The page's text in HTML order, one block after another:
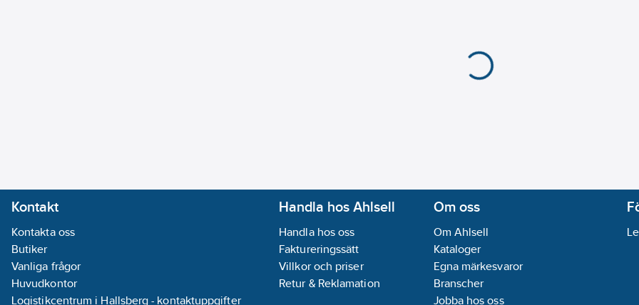
Kontakt
Kontakta oss
Butiker
Vanliga frågor
Huvudkontor
Logistikcentrum i Hallsberg - kontaktuppgifter
Handla hos Ahlsell
Handla hos oss
Faktureringssätt
Villkor och priser
Retur & Reklamation
Om oss
Om Ahlsell
Kataloger
Egna märkesvaror
Branscher
Jobba hos oss